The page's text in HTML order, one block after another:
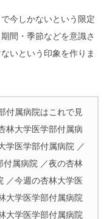
今しかないという限定
間・季節などを意識さ
いという印象を作りま
付属病院はこれで見
林大学医学部付属病
学医学部付属病院 ／
付属病院 ／夜の杏林
／今週の杏林大学医
大学医学部付属病院
大学医学部付属病院